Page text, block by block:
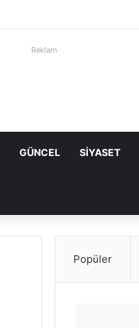
Reklam
GÜNCEL SIYASET
Popüler